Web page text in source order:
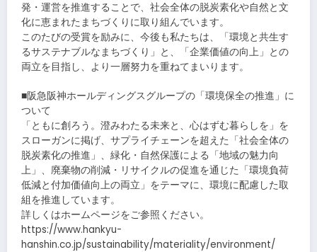
発・運営を推進することで、社会全体の脱炭素化や自然と文
化に恵まれたまちづくりに取り組んでいます。
このたびの受賞を励みに、今後も私たちは、「環境と共生す
るサステナブルなまちづくり」と、「企業価値の向上」との
両立を目指し、より一層努力を重ねてまいります。
■阪急阪神ホールディングスグループの「環境保全の推進」に
ついて
「ともに創ろう。澄みわたる未来と、心はずむ暮らしを」を
スローガンに掲げ、サプライチェーンを超えた「社会全体の
脱炭素化の推進」、緑化・自然保護による「地域の魅力向
上」、廃棄物の削減・リサイクルの促進を通じた「環境負荷
低減と付加価値向上の両立」をテーマに、環境に配慮した取
組を推進しています。
詳しくはホームページをご参照ください。
https://www.hankyu-
hanshin.co.jp/sustainability/materiality/environment/